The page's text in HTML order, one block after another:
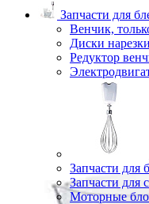
Запчасти для
Венчик,
Диски
Редуктор
Запчасти для
Запчасти для
Моторные